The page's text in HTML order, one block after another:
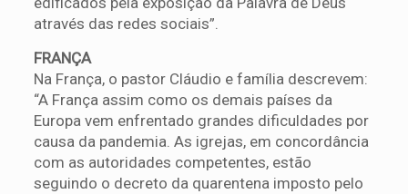
através das redes sociais”.
FRANÇA
Na França, o pastor Cláudio e família descrevem:
“A França assim como os demais países da
Europa vem enfrentado grandes dificuldades por
causa da pandemia. As igrejas, em concordância
com as autoridades competentes, estão
seguindo o decreto da quarentena imposto pelo